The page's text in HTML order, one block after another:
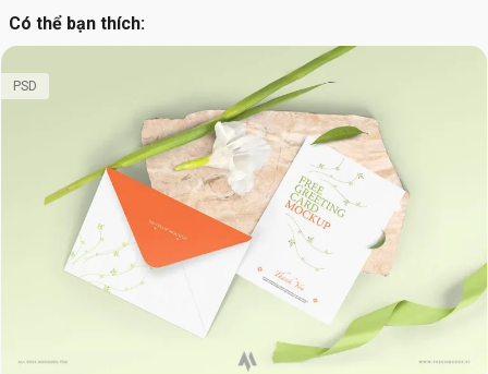
Có thể bạn thích:
PSD